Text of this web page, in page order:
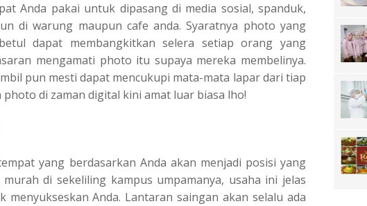
Anda pakai untuk dipasang di media sosial, spanduk,
di warung maupun cafe anda. Syaratnya photo yang
dapat membangkitkan selera setiap orang yang
mengamati photo itu supaya mereka membelinya.
pun mesti dapat mencukupi mata-mata lapar dari tiap
photo di zaman digital kini amat luar biasa lho!
yang berdasarkan Anda akan menjadi posisi yang
di sekeliling kampus umpamanya, usaha ini jelas
Anda. Lantaran saingan akan selalu ada